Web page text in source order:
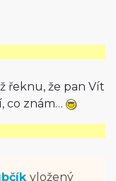
řeknu, že pan Vít
co znám…
vložený